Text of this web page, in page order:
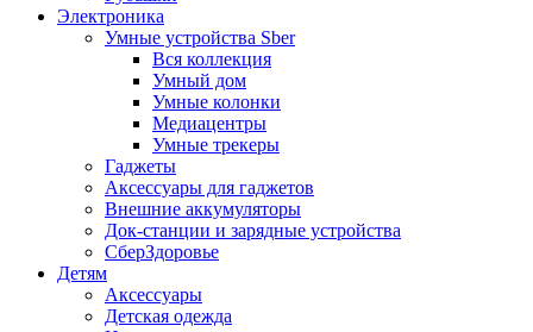
Электроника
Умные устройства Sber
Вся коллекция
Умный дом
Умные колонки
Медиацентры
Умные трекеры
Гаджеты
Аксессуары для гаджетов
Внешние аккумуляторы
Док-станции и зарядные устройства
СберЗдоровье
Детям
Аксессуары
Детская одежда